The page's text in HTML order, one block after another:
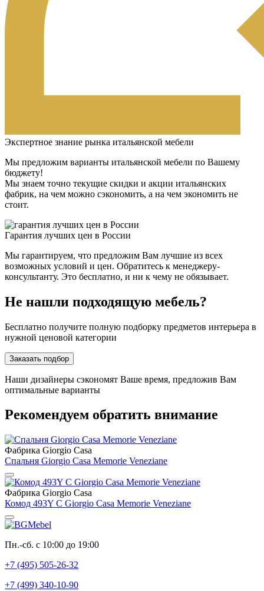
Экспертное знание рынка итальянской мебели
Мы предложим варианты итальянской мебели по Вашему
бюджету!
Мы знаем точно текущие скидки и акции итальянских
фабрик, на чем можно сэкономить, а на чем экономить не
стоит.
Гарантия лучших цен в России
Мы гарантируем, что предложим Вам лучшие из всех
возможных условий и цен. Обратитесь к менеджеру-
консультанту. Это бесплатно, и ни к чему не обязывает.
Не нашли подходящую мебель?
Бесплатно получите полную подборку предметов интерьера в
нужной ценовой категории
Заказать подбор
Наши дизайнеры сэкономят Ваше время, предложив Вам
оптимальные варианты
Рекомендуем обратить внимание
Фабрика Giorgio Сasa
Спальня Giorgio Сasa Memorie Veneziane
Фабрика Giorgio Сasa
Комод 493Y C Giorgio Сasa Memorie Veneziane
Пн.-сб. с 10:00 до 19:00
+7 (495) 505-26-32
+7 (499) 340-10-90